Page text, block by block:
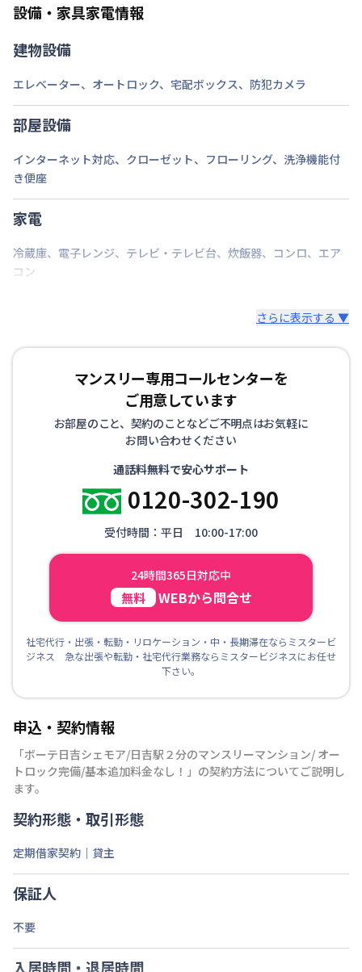
♪とまってあり非常に便利です。
近さです。
設備・家具家電情報
建物設備
エレベーター、 オートロック、 宅配ボックス、 防犯カメラ
部屋設備
インターネット対応、 クローゼット、 フローリング、 洗浄機能付
き便座
家電
冷蔵庫、 電子レンジ、 テレビ・テレビ台、 炊飯器、 コンロ、 エア
コン
さらに表示する ▼
マンスリー専用コールセンターを
ご用意しています
お部屋のこと、契約のことなどご不明点はお気軽に
お問い合わせください
通話料無料で安心サポート
0120-302-190
受付時間：平日 10:00-17:00
24時間365日対応中
無料 WEBから問合せ
社宅代行・出張・転勤・リロケーション・中・長期滞在ならミスタービ
ジネス 急な出張や転勤・社宅代行業務ならミスタービジネスにお任せ
下さい。
申込・契約情報
「ボーテ日吉シェモア/日吉駅２分のマンスリーマンション/ オー
トロック完備/基本追加料金なし！ 」の契約方法についてご説明し
ます。
契約形態・取引形態
定期借家契約｜貸主
保証人
不要
入居時間・退居時間